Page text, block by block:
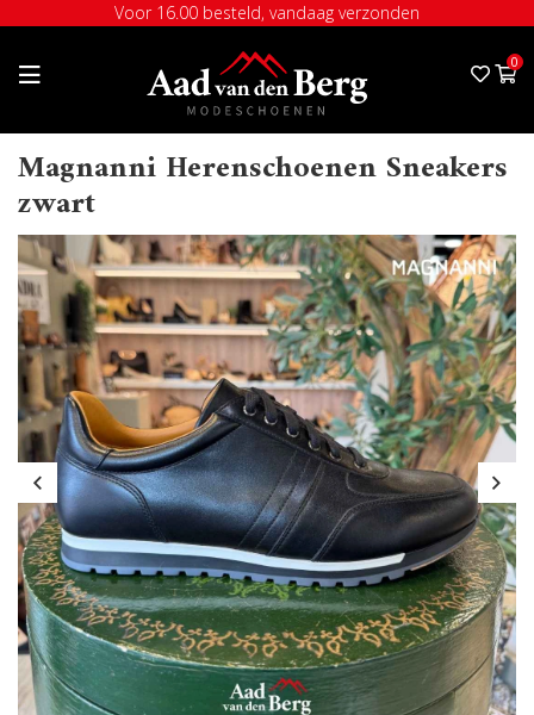
Voor 16.00 besteld, vandaag verzonden
0
Magnanni Herenschoenen Sneakers
zwart